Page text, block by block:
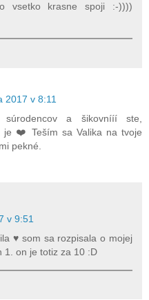
vsetko krasne spoji :-))))
2017 v 8:11
a šikovnííí ste,
je ❤️ Teším sa Valika na tvoje
pekné.
v 9:51
♥ som sa rozpisala o mojej
1. on je totiz za 10 :D